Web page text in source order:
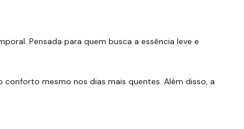
Pensada para quem busca a essência leve e
mesmo nos dias mais quentes. Além disso, a